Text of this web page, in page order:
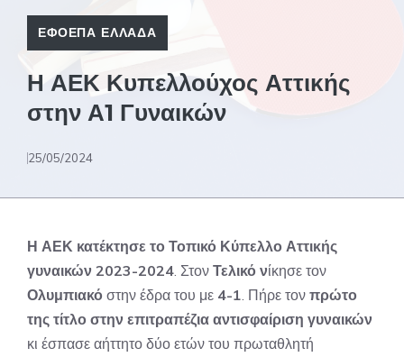
ΕΦΟΕΠΑ ΕΛΛΑΔΑ
Η ΑΕΚ Κυπελλούχος Αττικής
στην Α1 Γυναικών
25/05/2024
Η ΑΕΚ κατέκτησε το Τοπικό Κύπελλο Αττικής
γυναικών 2023-2024. Στον Τελικό νίκησε τον
Ολυμπιακό στην έδρα του με 4-1. Πήρε τον πρώτο
της τίτλο στην επιτραπέζια αντισφαίριση γυναικών
κι έσπασε αήττητο δύο ετών του πρωταθλητή